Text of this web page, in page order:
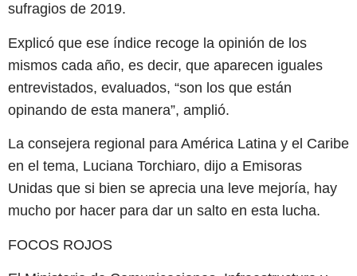
sufragios de 2019.
Explicó que ese índice recoge la opinión de los
mismos cada año, es decir, que aparecen iguales
entrevistados, evaluados, “son los que están
opinando de esta manera”, amplió.
La consejera regional para América Latina y el Caribe
en el tema, Luciana Torchiaro, dijo a Emisoras
Unidas que si bien se aprecia una leve mejoría, hay
mucho por hacer para dar un salto en esta lucha.
FOCOS ROJOS